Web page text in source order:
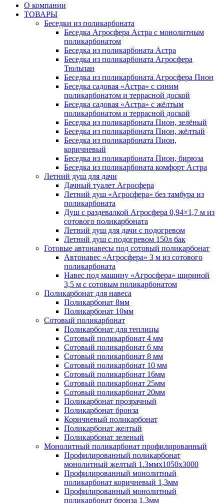
О компании
ТОВАРЫ
Беседки из поликарбоната
Беседка Агросфера Астра с монолитным
поликарбонатом
Беседка из поликарбоната Астра
Беседка из поликарбоната Агросфера
Тюльпан
Беседка из поликарбоната Агросфера Пион
Беседка садовая «Астра» с синим
поликарбонатом и террасной доской
Беседка садовая «Астра» с жёлтым
поликарбонатом и террасной доской
Беседка из поликарбоната Пион, зелёный
Беседка из поликарбоната Пион, жёлтый
Беседка из поликарбоната Пион,
коричневый
Беседка из поликарбоната Пион, бирюза
Беседка из поликарбоната комфорт Астра
Летний душ для дачи
Дачный туалет Агросфера
Летний душ «Агросфера» без тамбура из
поликарбоната
Душ с раздевалкой Агросфера 0,94×1,7 м из
сотового поликарбоната
Летний душ для дачи с подогревом
Летний душ с подогревом 150л бак
Готовые автонавесы под сотовый поликарбонат
Автонавес «Агросфера» 3 м из сотового
поликарбоната
Навес под машину «Агросфера» шириной
3,5 м с сотовым поликарбонатом
Поликарбонат для навеса
Поликарбонат 8мм
Поликарбонат 10мм
Сотовый поликарбонат
Поликарбонат для теплицы
Сотовый поликарбонат 4 мм
Сотовый поликарбонат 6 мм
Сотовый поликарбонат 8 мм
Сотовый поликарбонат 10 мм
Сотовый поликарбонат 16мм
Сотовый поликарбонат 25мм
Сотовый поликарбонат 20мм
Поликарбонат прозрачный
Поликарбонат бронза
Коричневый поликарбонат
Поликарбонат желтый
Поликарбонат зеленый
Монолитный поликарбонат профилированный
Профилированный поликарбонат
монолитный желтый 1.3ммх1050х3000
Профилированный монолитный
поликарбонат коричневый 1,3мм
Профилированный монолитный
поликарбонат бронза 1.3мм